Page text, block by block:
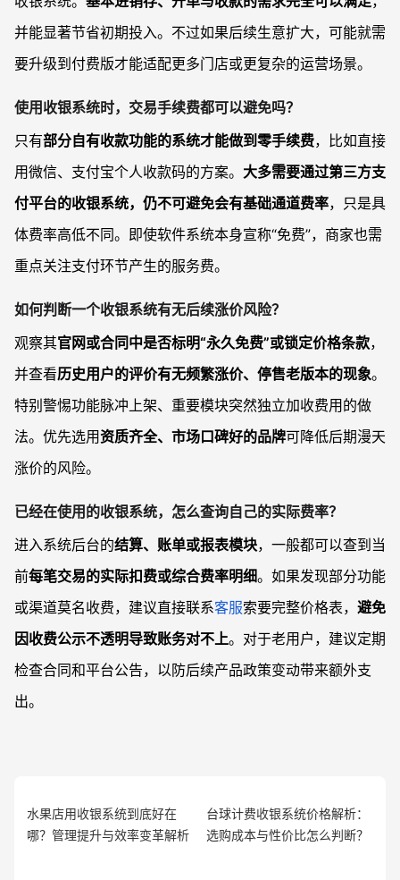
并能显著节省初期投入。不过如果后续生意扩大，可能就需
要升级到付费版才能适配更多门店或更复杂的运营场景。
使用收银系统时，交易手续费都可以避免吗？
只有部分自有收款功能的系统才能做到零手续费，比如直接
用微信、支付宝个人收款码的方案。 大多需要通过第三方支
付平台的收银系统，仍不可避免会有基础通道费率，只是具
体费率高低不同。即使软件系统本身宣称“免费”，商家也需
重点关注支付环节产生的服务费。
如何判断一个收银系统有无后续涨价风险？
观察其官网或合同中是否标明“永久免费”或锁定价格条款，
并查看历史用户的评价有无频繁涨价、停售老版本的现象。
特别警惕功能脉冲上架、重要模块突然独立加收费用的做
法。优先选用资质齐全、市场口碑好的品牌可降低后期漫天
涨价的风险。
已经在使用的收银系统，怎么查询自己的实际费率？
进入系统后台的结算、账单或报表模块，一般都可以查到当
前每笔交易的实际扣费或综合费率明细。如果发现部分功能
或渠道莫名收费，建议直接联系客服索要完整价格表， 避免
因收费公示不透明导致账务对不上。对于老用户，建议定期
检查合同和平台公告，以防后续产品政策变动带来额外支
出。
水果店用收银系统到底好在
哪？管理提升与效率变革解析
台球计费收银系统价格解析：
选购成本与性价比怎么判断？